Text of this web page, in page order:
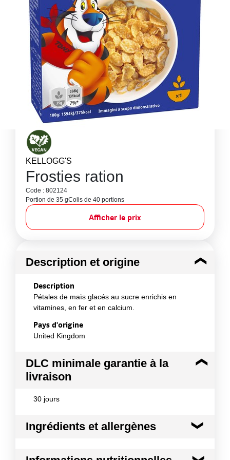
KELLOGG'S
Frosties ration
Code : 802124
Portion de 35 gColis de 40 portions
Afficher le prix
Description et origine
Description
Pétales de maïs glacés au sucre enrichis en
vitamines, en fer et en calcium.
Pays d'origine
United Kingdom
DLC minimale garantie à la
livraison
30 jours
Ingrédients et allergènes